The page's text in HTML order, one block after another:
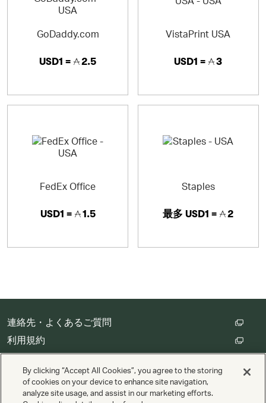
GoDaddy.com
USD1 = 2.5
VistaPrint USA
USD1 = 3
FedEx Office
USD1 = 1.5
Staples
最多 USD1 = 2
連絡先・よくあるご質問
利用規約
クッキーの設定
By clicking “Accept All Cookies”, you agree to the storing
of cookies on your device to enhance site navigation,
analyze site usage, and assist in our marketing efforts.